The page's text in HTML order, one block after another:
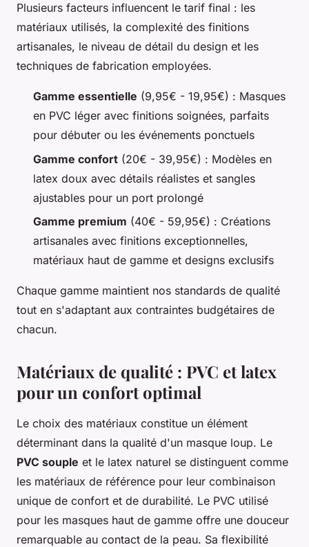
Plusieurs facteurs influencent le tarif final : les
matériaux utilisés, la complexité des finitions
artisanales, le niveau de détail du design et les
techniques de fabrication employées.
Gamme essentielle (9,95€ - 19,95€) : Masques
en PVC léger avec finitions soignées, parfaits
pour débuter ou les événements ponctuels
Gamme confort (20€ - 39,95€) : Modèles en
latex doux avec détails réalistes et sangles
ajustables pour un port prolongé
Gamme premium (40€ - 59,95€) : Créations
artisanales avec finitions exceptionnelles,
matériaux haut de gamme et designs exclusifs
Chaque gamme maintient nos standards de qualité
tout en s'adaptant aux contraintes budgétaires de
chacun.
Matériaux de qualité : PVC et latex
pour un confort optimal
Le choix des matériaux constitue un élément
déterminant dans la qualité d'un masque loup. Le
PVC souple et le latex naturel se distinguent comme
les matériaux de référence pour leur combinaison
unique de confort et de durabilité. Le PVC utilisé
pour les masques haut de gamme offre une douceur
remarquable au contact de la peau. Sa flexibilité